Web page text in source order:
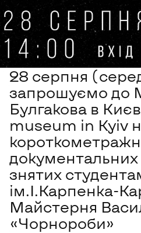
28 серпня
запрошуємо до
Булгакова в
museum in Kyiv
документальних
знятих
ім.І.Карпенка-
Майстерня
«Чорнороби»